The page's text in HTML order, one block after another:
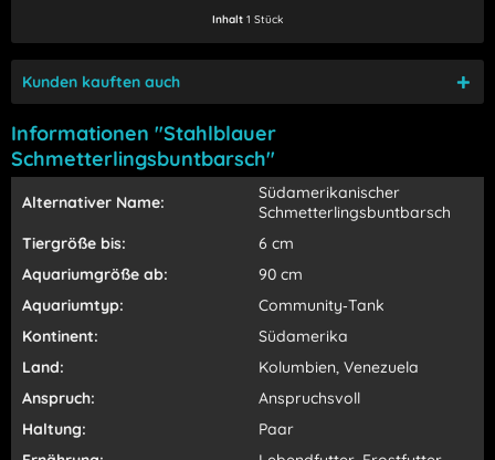
Inhalt 1 Stück
Kunden kauften auch
Informationen "Stahlblauer
Schmetterlingsbuntbarsch"
Alternativer Name:
Südamerikanischer
Schmetterlingsbuntbarsch
Tiergröße bis:
6 cm
Aquariumgröße ab:
90 cm
Aquariumtyp:
Community‑Tank
Kontinent:
Südamerika
Land:
Kolumbien, Venezuela
Anspruch:
Anspruchsvoll
Haltung:
Paar